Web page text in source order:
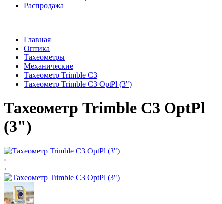
Распродажа
Главная
Оптика
Тахеометры
Механические
Тахеометр Trimble С3
Тахеометр Trimble C3 OptPl (3")
Тахеометр Trimble C3 OptPl
(3")
‹
›